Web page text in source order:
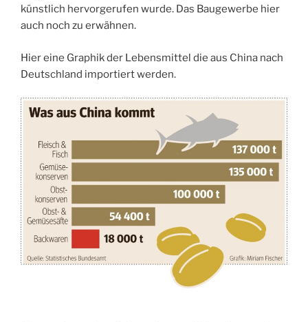
künstlich hervorgerufen wurde. Das Baugewerbe hier
auch noch zu erwähnen.
Hier eine Graphik der Lebensmittel die aus China nach
Deutschland importiert werden.